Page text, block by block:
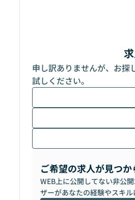
申し訳ありませんが、お探
試しください。
ご希望の求人が見つ
WEB上に公開してない非公
ザーがあなたの経験やスキル